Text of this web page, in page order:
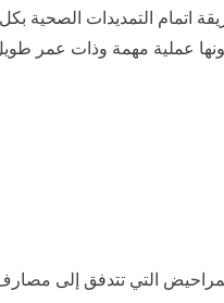
اتمام التمديدات الصحية بكل
عملية مهمة وذات عمر
التي تتدفق إلى مصارف